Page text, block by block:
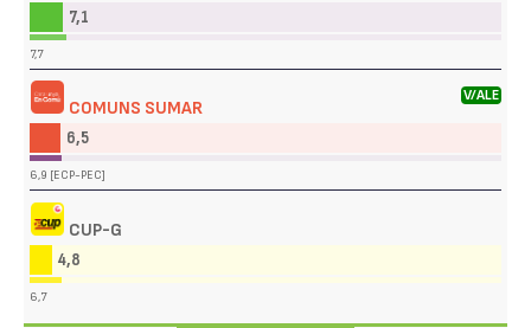
7,1
7,7
COMUNS SUMAR
V/ALE
6,5
6,9 [ECP-PEC]
CUP-G
4,8
6,7